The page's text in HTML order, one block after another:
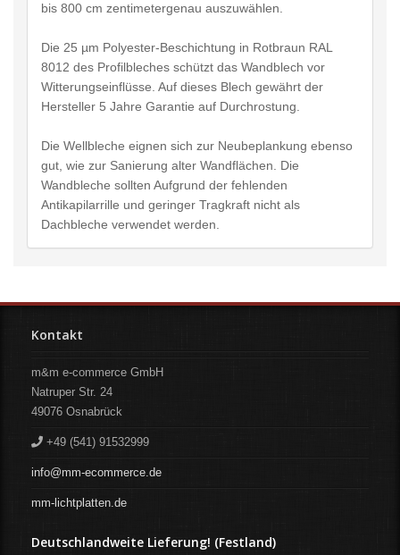
bis 800 cm zentimetergenau auszuwählen.
Die 25 µm Polyester-Beschichtung in Rotbraun RAL
8012 des Profilbleches schützt das Wandblech vor
Witterungseinflüsse. Auf dieses Blech gewährt der
Hersteller 5 Jahre Garantie auf Durchrostung.
Die Wellbleche eignen sich zur Neubeplankung ebenso
gut, wie zur Sanierung alter Wandflächen. Die
Wandbleche sollten Aufgrund der fehlenden
Antikapilarrille und geringer Tragkraft nicht als
Dachbleche verwendet werden.
Kontakt
m&m e-commerce GmbH
Natruper Str. 24
49076 Osnabrück
+49 (541) 91532999
info@mm-ecommerce.de
mm-lichtplatten.de
Deutschlandweite Lieferung! (Festland)